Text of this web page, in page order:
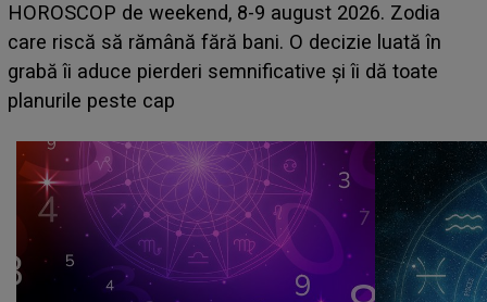
Emanuel a ținut ACEST DETALIU ASCUNS până
acum! În fața Alexandrei, concurentul din Casa Iubirii
face o MĂRTURISIRE NEAȘTEPTATĂ despre mama
sa: "I-am spus și ei în față, eu nu te iubesc pentru